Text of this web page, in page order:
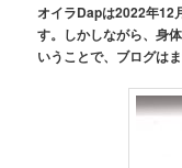
オイラDapは2022年12
す。しかしながら、身
いうことで、ブログは